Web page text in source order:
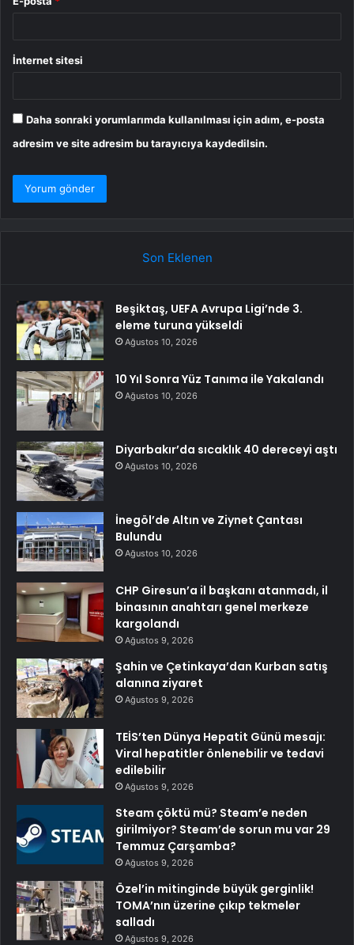
İnternet sitesi
Daha sonraki yorumlarımda kullanılması için adım, e-posta
adresim ve site adresim bu tarayıcıya kaydedilsin.
Son Eklenen
Beşiktaş, UEFA Avrupa Ligi’nde 3.
eleme turuna yükseldi
Ağustos 10, 2026
10 Yıl Sonra Yüz Tanıma ile Yakalandı
Ağustos 10, 2026
Diyarbakır’da sıcaklık 40 dereceyi aştı
Ağustos 10, 2026
İnegöl’de Altın ve Ziynet Çantası
Bulundu
Ağustos 10, 2026
CHP Giresun’a il başkanı atanmadı, il
binasının anahtarı genel merkeze
kargolandı
Ağustos 9, 2026
Şahin ve Çetinkaya’dan Kurban satış
alanına ziyaret
Ağustos 9, 2026
TEİS’ten Dünya Hepatit Günü mesajı:
Viral hepatitler önlenebilir ve tedavi
edilebilir
Ağustos 9, 2026
Steam çöktü mü? Steam’e neden
girilmiyor? Steam’de sorun mu var 29
Temmuz Çarşamba?
Ağustos 9, 2026
Özel’in mitinginde büyük gerginlik!
TOMA’nın üzerine çıkıp tekmeler
salladı
Ağustos 9, 2026